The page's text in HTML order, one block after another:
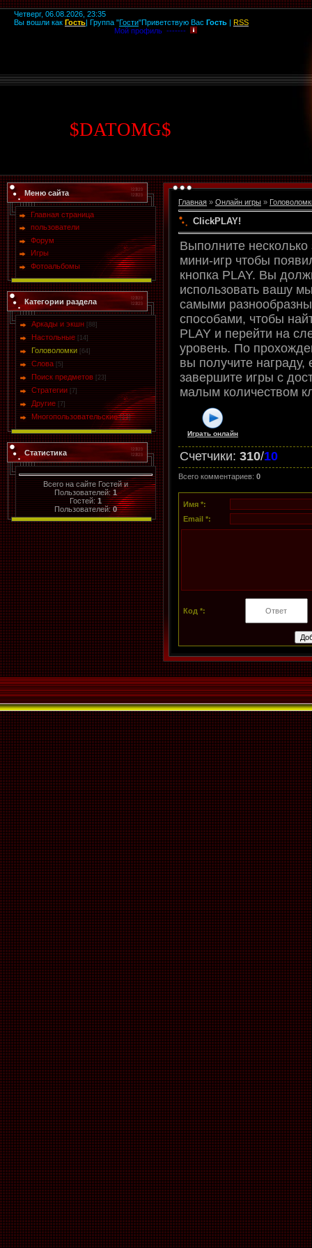
Четверг, 06.08.2026, 23:35
Вы вошли как Гость| Группа "Гости"Приветствую Вас Гость | RSS
Мой профиль -------
$DATOMG$
Меню сайта
Главная страница
пользователи
Форум
Игры
Фотоальбомы
Категории раздела
Аркады и экшн [88]
Настольные [14]
Головоломки [64]
Слова [5]
Поиск предметов [23]
Стратегии [7]
Другие [7]
Многопользовательские [13]
Статистика
Всего на сайте Гостей и
Пользователей:1
Гостей:1
Пользователей:0
Главная » Онлайн игры »
ClickPLAY!
Выполните несколько
мини-игр чтобы
кнопка PLAY. Вы
использовать вашу
самыми
способами, чтобы
PLAY и перейти на
уровень. По
вы получите награду,
завершите игры с
малым количеством
Играть онлайн
Счетчики: 310/10
Всего комментариев: 0
Имя *:
Email *:
Код *: